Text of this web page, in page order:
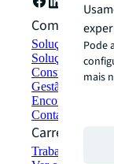
Como
Soluções de
Soluções de
Construção e
Gestão de
Encontre e
Contacte-nos
Carreiras
Trabalhar na JLL
Pode
mais